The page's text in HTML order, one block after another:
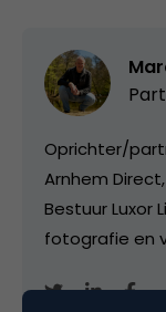
Oprichter/
Arnhem
Bestuur Luxor
fotografie en